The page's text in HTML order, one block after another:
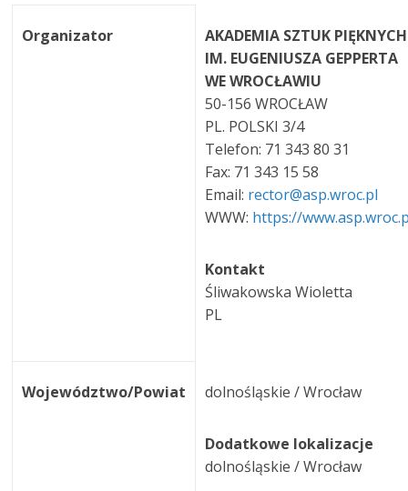
Organizator
AKADEMIA SZTUK PIĘKNYCH
IM. EUGENIUSZA GEPPERTA
WE WROCŁAWIU
50-156 WROCŁAW
PL. POLSKI 3/4
Telefon: 71 343 80 31
Fax: 71 343 15 58
Email: rector@asp.wroc.pl
WWW: https://
Kontakt
Śliwakowska Wioletta
PL
Województwo/Powiat dolnośląskie / Wrocław
Dodatkowe lokalizacje
dolnośląskie / Wrocław